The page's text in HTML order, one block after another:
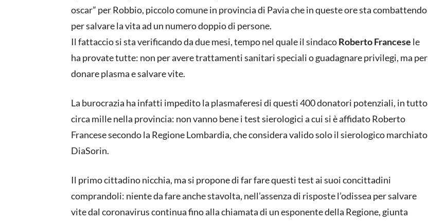
oscar” per Robbio, piccolo comune in provincia di Pavia che in queste ore sta combattendo
per salvare la vita ad un numero doppio di persone.
Il fattaccio si sta verificando da due mesi, tempo nel quale il sindacoRoberto Francese le
ha provate tutte: non per avere trattamenti sanitari speciali o guadagnare privilegi, ma per
donare plasma e salvare vite.
La burocrazia ha infatti impedito la plasmaferesi di questi 400 donatori potenziali, in tutto
circa mille nella provincia: non vanno bene i test sierologici a cui si è affidato Roberto
Francese secondo la Regione Lombardia, che considera valido solo il sierologico marchiato
DiaSorin.
Il primo cittadino nicchia, ma si propone di far fare questi test ai suoi concittadini
comprandoli: niente da fare anche stavolta, nell’assenza di risposte l’odissea per salvare
vite dal coronavirus continua fino alla chiamata di un esponente della Regione, giunta